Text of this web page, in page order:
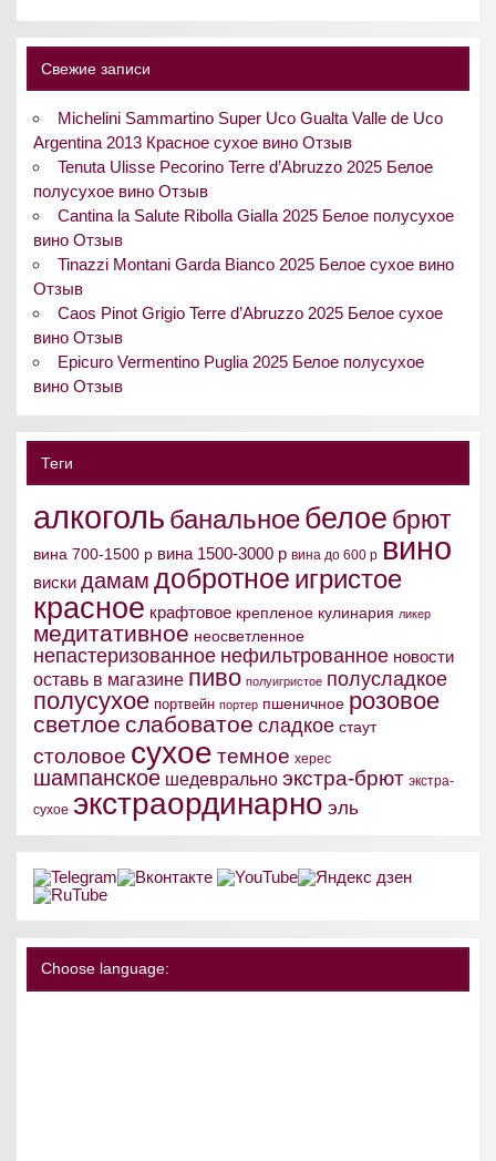
Свежие записи
Michelini Sammartino Super Uco Gualta Valle de Uco
Argentina 2013 Красное сухое вино Отзыв
Tenuta Ulisse Pecorino Terre d’Abruzzo 2025 Белое
полусухое вино Отзыв
Cantina la Salute Ribolla Gialla 2025 Белое полусухое
вино Отзыв
Tinazzi Montani Garda Bianco 2025 Белое сухое вино
Отзыв
Caos Pinot Grigio Terre d’Abruzzo 2025 Белое сухое
вино Отзыв
Epicuro Vermentino Puglia 2025 Белое полусухое
вино Отзыв
Теги
алкоголь банальноебелое брют
вина 700-1500 р вина 1500-3000 р вина до 600 р вино
виски дамам добротное игристое
красное крафтовое крепленое кулинария ликер
медитативное неосветленное
непастеризованное нефильтрованное новости
оставь в магазине пиво полуигристое полусладкое
полусухое портвейн портер пшеничное розовое
светлое слабоватое сладкое стаут
столовое сухое темное херес
шампанское шедеврально экстра-брют экстра-
сухое экстраординарно эль
Choose language: